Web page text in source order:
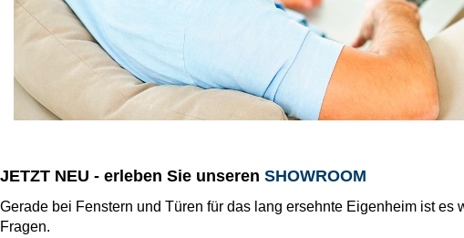
JETZT NEU - erleben Sie unseren SHOWROOM
Gerade bei Fenstern und Türen für das lang ersehnte Eigenheim ist
Fragen.